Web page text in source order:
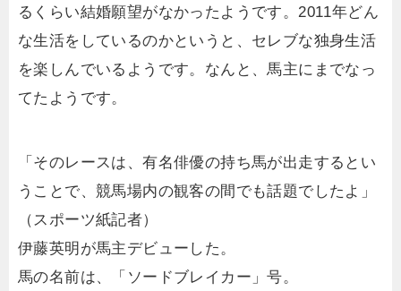
るくらい結婚願望がなかったようです。2011年どん
な生活をしているのかというと、セレブな独身生活
を楽しんでいるようです。なんと、馬主にまでなっ
てたようです。
「そのレースは、有名俳優の持ち馬が出走するとい
うことで、競馬場内の観客の間でも話題でしたよ」
（スポーツ紙記者）
伊藤英明が馬主デビューした。
馬の名前は、「ソードブレイカー」号。